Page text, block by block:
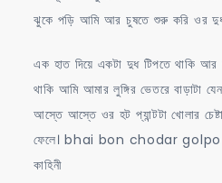
ঝুকে পড়ি আমি আর চুষতে শুরু করি ওর
এক হাত দিয়ে একটা দুধ টিপতে থাকি
থাকি আমি আমার লুঙ্গির ভেতরে বাড়াটা
আস্তে আস্তে ওর হট প্যান্টটা খোলার
ফেলে। bhai bon chodar golpo
কাহিনী